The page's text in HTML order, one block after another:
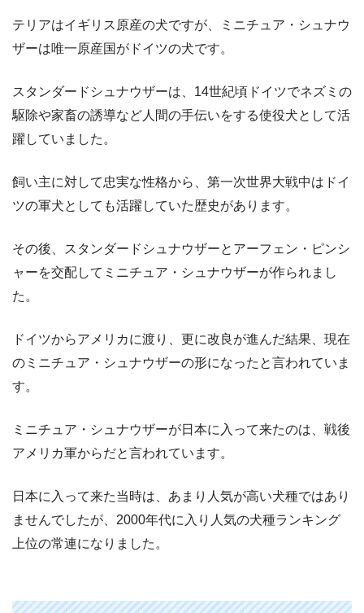
テリアはイギリス原産の犬ですが、ミニチュア・シュナウ
ザーは唯一原産国がドイツの犬です。
スタンダードシュナウザーは、14世紀頃ドイツでネズミの
駆除や家畜の誘導など人間の手伝いをする使役犬として活
躍していました。
飼い主に対して忠実な性格から、第一次世界大戦中はドイ
ツの軍犬としても活躍していた歴史があります。
その後、スタンダードシュナウザーとアーフェン・ピンシ
ャーを交配してミニチュア・シュナウザーが作られまし
た。
ドイツからアメリカに渡り、更に改良が進んだ結果、現在
のミニチュア・シュナウザーの形になったと言われていま
す。
ミニチュア・シュナウザーが日本に入って来たのは、戦後
アメリカ軍からだと言われています。
日本に入って来た当時は、あまり人気が高い犬種ではあり
ませんでしたが、2000年代に入り人気の犬種ランキング
上位の常連になりました。